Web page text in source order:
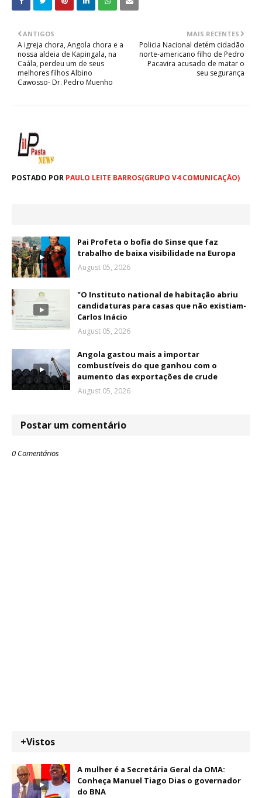
MAIS RECENTES
Policia Nacional detém cidadão
norte-americano filho de Pedro
Pacavira acusado de matar o
seu segurança
ANTIGOS
A igreja chora, Angola chora e a
nossa aldeia de Kapingala, na
Caála, perdeu um de seus
melhores filhos Albino
Cawosso- Dr. Pedro Muenho
POSTADO POR PAULO LEITE BARROS(GRUPO V4 COMUNICAÇÃO)
Pai Profeta o bofia do Sinse que faz
trabalho de baixa visibilidade na Europa
August 05, 2026
"O Instituto national de habitação abriu
candidaturas para casas que não existiam-
Carlos Inácio
August 05, 2026
Angola gastou mais a importar
combustíveis do que ganhou com o
aumento das exportações de crude
August 05, 2026
Postar um comentário
0 Comentários
+Vistos
A mulher é a Secretária Geral da OMA:
Conheça Manuel Tiago Dias o governador
do BNA